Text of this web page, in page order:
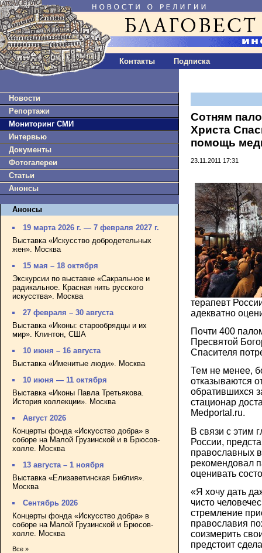
Контакты Подписка
Новости
Репортажи
Мониторинг СМИ
Интервью
Документы
Фотогалереи
Статьи
Анонсы
Анонсы
19 марта 2026 г. — 7 февраля 2027 г.
Выставка «Искусство добродетельных
жен». Москва
15 мая – 18 октября
Экскурсии по выставке «Сакральное и
радикальное. Красная нить русского
искусства». Москва
27 февраля – 30 августа
Выставка «Иконы: старообрядцы и их
мир». Клинтон, США
10 июня – 16 августа
Выставка «Именитые люди». Москва
10 июня — 11 октября
Выставка «Иконы Павла Третьякова.
История коллекции». Москва
Август 2026
Концерты фонда «Искусство добра» в
соборе на Малой Грузинской и в Брюсов-
холле. Москва
13 августа – 1 ноября
Выставка «Елизаветинская Библия».
Москва
Сентябрь 2026
Концерты фонда «Искусство добра» в
соборе на Малой Грузинской и Брюсов-
холле. Москва
Все »
Сотням
Христа
помощь
23.11.2011 17:31
терапевт
адекватно
Почти 400
Пресвятой
Спасителя
Тем не менее,
отказываются
обратившихся
стационар
Medportal.ru.
В связи с этим
России,
православных
рекомендовал
оценивать
«Я хочу дать
чисто
стремление
православия
соизмерить
предстоит